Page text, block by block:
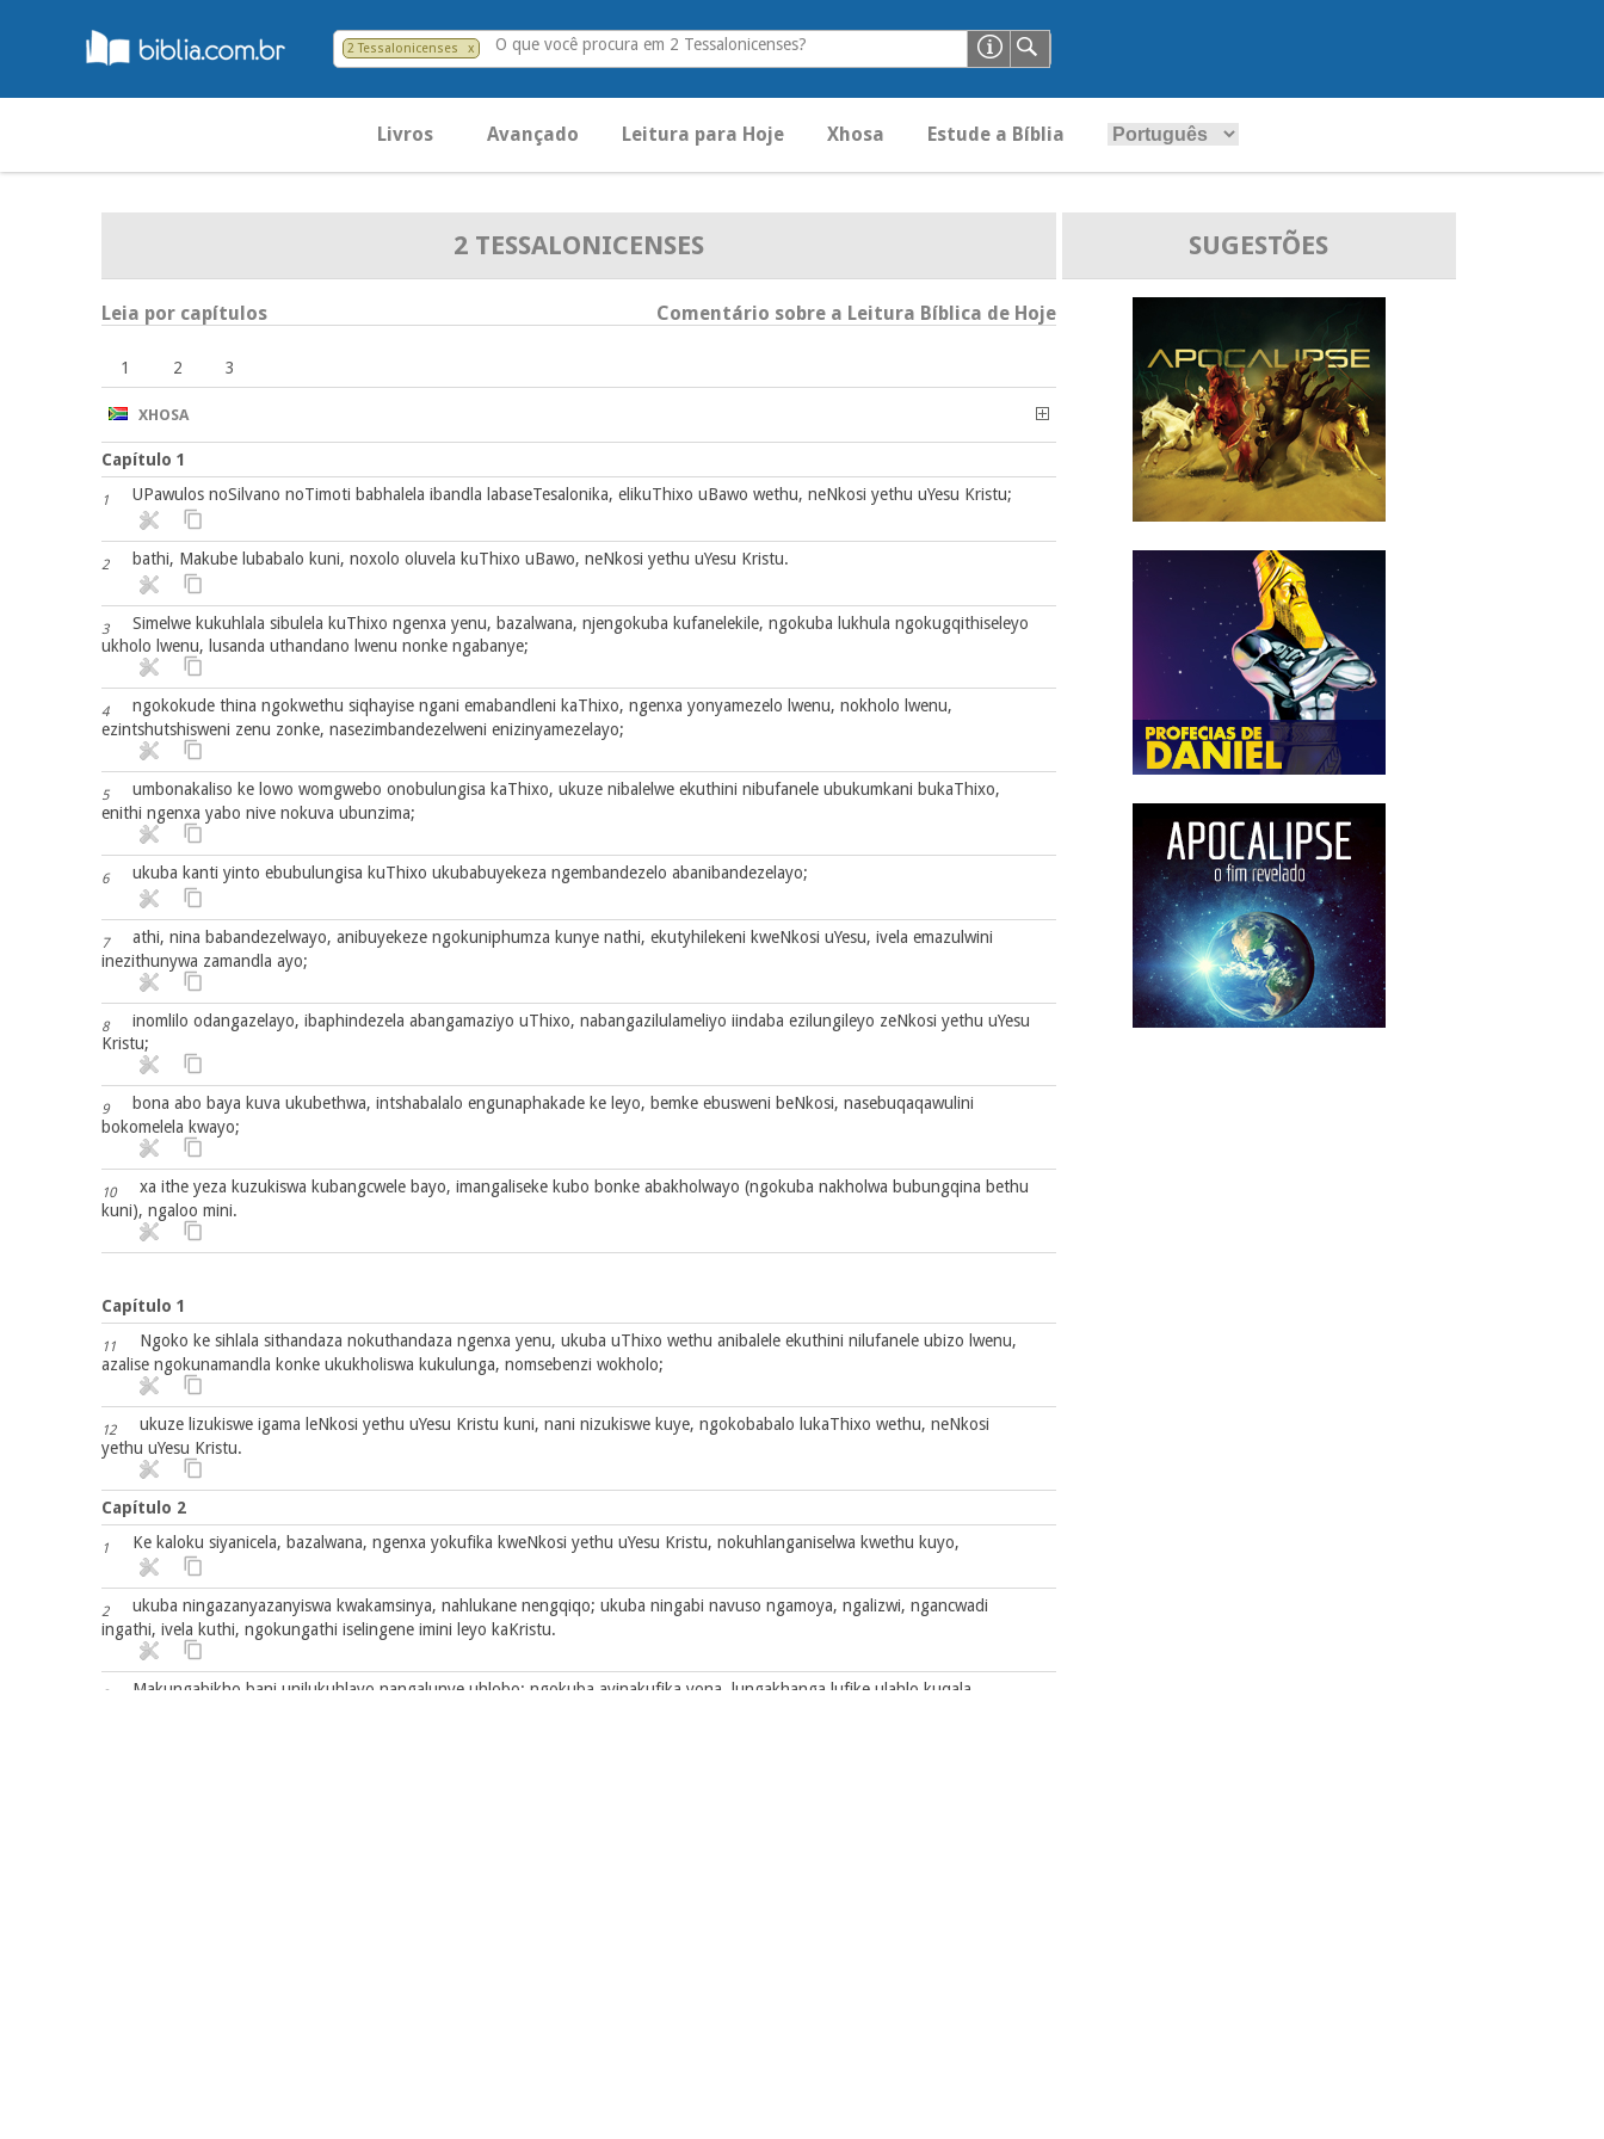
2 Tessalonicenses x O que você procura em 2 Tessalonicenses?
Livros Avançado Leitura para Hoje Xhosa Estude a Bíblia
2 TESSALONICENSES
Leia por capítulos Comentário sobre a Leitura Bíblica de Hoje
1 2 3
XHOSA
Capítulo 1
1 UPawulos noSilvano noTimoti babhalela ibandla labaseTesalonika, elikuThixo uBawo wethu, neNkosi yethu uYesu Kristu;
2 bathi, Makube lubabalo kuni, noxolo oluvela kuThixo uBawo, neNkosi yethu uYesu Kristu.
3
Simelwe kukuhlala sibulela kuThixo ngenxa yenu, bazalwana, njengokuba kufanelekile, ngokuba lukhula ngokugqithiseleyo
ukholo lwenu, lusanda uthandano lwenu nonke ngabanye;
4
ngokokude thina ngokwethu siqhayise ngani emabandleni kaThixo, ngenxa yonyamezelo lwenu, nokholo lwenu,
ezintshutshisweni zenu zonke, nasezimbandezelweni enizinyamezelayo;
5
umbonakaliso ke lowo womgwebo onobulungisa kaThixo, ukuze nibalelwe ekuthini nibufanele ubukumkani bukaThixo,
enithi ngenxa yabo nive nokuva ubunzima;
6 ukuba kanti yinto ebubulungisa kuThixo ukubabuyekeza ngembandezelo abanibandezelayo;
7
athi, nina babandezelwayo, anibuyekeze ngokuniphumza kunye nathi, ekutyhilekeni kweNkosi uYesu, ivela emazulwini
inezithunywa zamandla ayo;
8
inomlilo odangazelayo, ibaphindezela abangamaziyo uThixo, nabangazilulameliyo iindaba ezilungileyo zeNkosi yethu uYesu
Kristu;
9
bona abo baya kuva ukubethwa, intshabalalo engunaphakade ke leyo, bemke ebusweni beNkosi, nasebuqaqawulini
bokomelela kwayo;
10
xa ithe yeza kuzukiswa kubangcwele bayo, imangaliseke kubo bonke abakholwayo (ngokuba nakholwa bubungqina bethu
kuni), ngaloo mini.
Capítulo 1
11
Ngoko ke sihlala sithandaza nokuthandaza ngenxa yenu, ukuba uThixo wethu anibalele ekuthini nilufanele ubizo lwenu,
azalise ngokunamandla konke ukukholiswa kukulunga, nomsebenzi wokholo;
12
ukuze lizukiswe igama leNkosi yethu uYesu Kristu kuni, nani nizukiswe kuye, ngokobabalo lukaThixo wethu, neNkosi
yethu uYesu Kristu.
Capítulo 2
1 Ke kaloku siyanicela, bazalwana, ngenxa yokufika kweNkosi yethu uYesu Kristu, nokuhlanganiselwa kwethu kuyo,
2
ukuba ningazanyazanyiswa kwakamsinya, nahlukane nengqiqo; ukuba ningabi navuso ngamoya, ngalizwi, ngancwadi
ingathi, ivela kuthi, ngokungathi iselingene imini leyo kaKristu.
3
Makungabikho bani unilukuhlayo nangalunye uhlobo; ngokuba ayinakufika yona, lungakhanga lufike ulahlo kuqala,
SUGESTÕES